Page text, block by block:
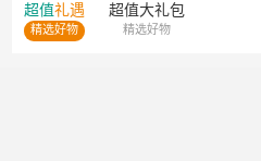
超值礼遇
精选好物
超值大礼包
精选好物